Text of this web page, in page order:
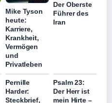
Mike Tyson
heute:
Karriere,
Krankheit,
Vermögen
und
Privatleben
Der Oberste
Führer des
Iran
Pernille
Harder:
Steckbrief,
Psalm 23:
Der Herr ist
mein Hirte –